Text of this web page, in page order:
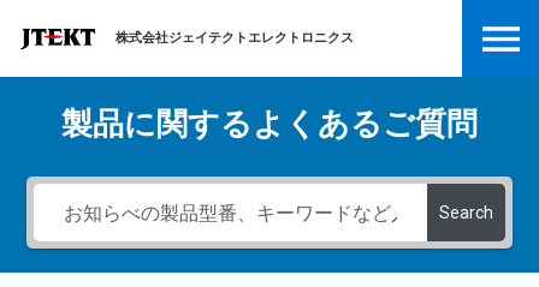
株式会社ジェイテクトエレクトロニクス
製品に関するよくあるご質問
Search